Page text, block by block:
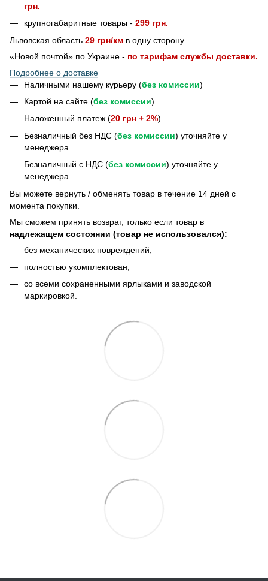
грн.
крупногабаритные товары - 299 грн.
Львовская область 29 грн/км в одну сторону.
«Новой почтой» по Украине - по тарифам службы доставки.
Подробнее о доставке
Наличными нашему курьеру (без комиссии)
Картой на сайте (без комиссии)
Наложенный платеж (20 грн + 2%)
Безналичный без НДС (без комиссии) уточняйте у
менеджера
Безналичный с НДС (без комиссии) уточняйте у
менеджера
Bы можете вернуть / обменять товар в течение 14 дней с
момента покупки.
Мы сможем принять возврат, только если товар в
надлежащем состоянии (товар не использовался):
без механических повреждений;
полностью укомплектован;
со всеми сохраненными ярлыками и заводской
маркировкой.